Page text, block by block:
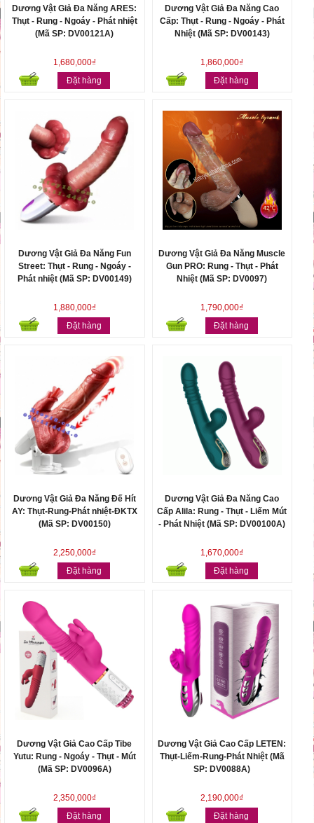
Dương Vật Giả Đa Năng ARES:
Thụt - Rung - Ngoáy - Phát nhiệt
(Mã SP: DV00121A)
1,680,000₫
Đặt hàng
Dương Vật Giả Đa Năng Cao
Cấp: Thụt - Rung - Ngoáy - Phát
Nhiệt (Mã SP: DV00143)
1,860,000₫
Đặt hàng
Dương Vật Giả Đa Năng Fun
Street: Thụt - Rung - Ngoáy -
Phát nhiệt (Mã SP: DV00149)
1,880,000₫
Đặt hàng
Dương Vật Giả Đa Năng Muscle
Gun PRO: Rung - Thụt - Phát
Nhiệt (Mã SP: DV0097)
1,790,000₫
Đặt hàng
Dương Vật Giả Đa Năng Đế Hít
AY: Thụt-Rung-Phát nhiệt-ĐKTX
(Mã SP: DV00150)
2,250,000₫
Đặt hàng
Dương Vật Giả Đa Năng Cao
Cấp Alila: Rung - Thụt - Liếm Mút
- Phát Nhiệt (Mã SP: DV00100A)
1,670,000₫
Đặt hàng
Dương Vật Giả Cao Cấp Tibe
Yutu: Rung - Ngoáy - Thụt - Mút
(Mã SP: DV0096A)
2,350,000₫
Đặt hàng
Dương Vật Giả Cao Cấp LETEN:
Thụt-Liếm-Rung-Phát Nhiệt (Mã
SP: DV0088A)
2,190,000₫
Đặt hàng